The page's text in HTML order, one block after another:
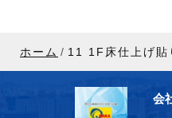
ホーム 11 1F床仕上げ貼
会